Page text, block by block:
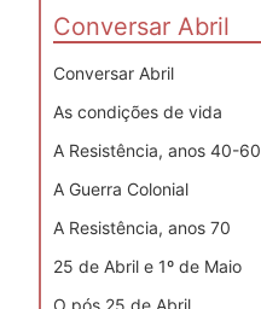
Conversar Abril
Conversar Abril
As condições de vida
A Resistência, anos 40-60
A Guerra Colonial
A Resistência, anos 70
25 de Abril e 1º de Maio
O pós 25 de Abril